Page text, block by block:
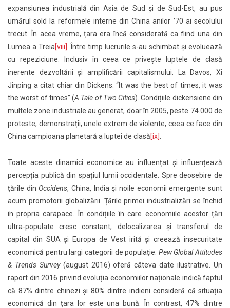
expansiunea industrială din Asia de Sud și de Sud-Est, au pus
umărul sold la reformele interne din China anilor ʼ70 ai secolului
trecut. În acea vreme, țara era încă considerată ca fiind una din
Lumea a Treia[viii] . Între timp lucrurile s-au schimbat și evoluează
cu repeziciune. Inclusiv în ceea ce privește luptele de clasă
inerente dezvoltării și amplificării capitalismului. La Davos, Xi
Jinping a citat chiar din Dickens: “It was the best of times, it was
the worst of times” (A Tale of Two Cities). Condițiile dickensiene din
multele zone industriale au generat, doar în 2005, peste 74.000 de
proteste, demonstrații, unele extrem de violente, ceea ce face din
China campioana planetară a luptei de clasă[ix]
Toate aceste dinamici economice au influențat și influențează
percepția publică din spațiul lumii occidentale. Spre deosebire de
țările din Occidens, China, India și noile economii emergente sunt
acum promotorii globalizării. Țările primei industrializări se închid
în propria carapace. În condițiile în care economiile acestor țări
ultra-populate cresc constant, delocalizarea și transferul de
capital din SUA și Europa de Vest irită și creează insecuritate
economică pentru largi categorii de populație. Pew Global Attitudes
& Trends Survey(august 2016) oferă câteva date ilustrative. Un
raport din 2016 privind evoluția economiilor naționale indică faptul
că 87% dintre chinezi și 80% dintre indieni consideră că situația
economică din țara lor este una bună. În contrast, 47% dintre